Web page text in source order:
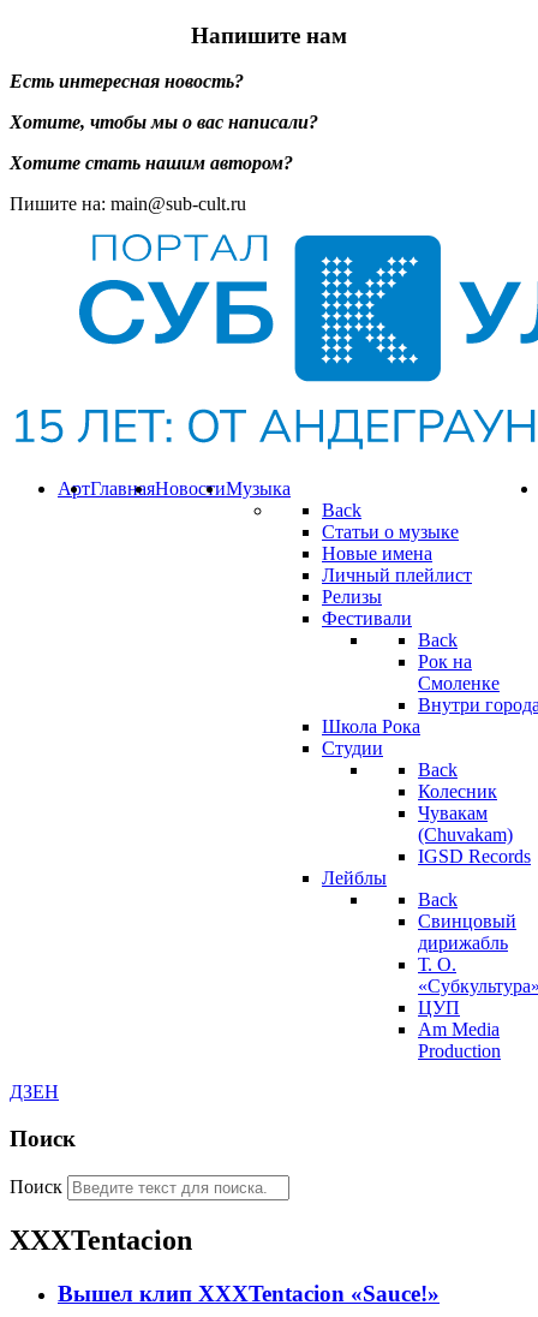
Напишите нам
Есть интересная новость?
Хотите, чтобы мы о вас написали?
Хотите стать нашим автором?
Пишите на: main@sub-cult.ru
Музыка
Back
Статьи о музыке
Новые имена
Личный плейлист
Релизы
Фестивали
Back
Рок на
Смоленке
Внутри
Школа Рока
Студии
Back
Колесник
Чувакам
(Chuvakam)
IGSD Records
Лейблы
Back
Свинцовый
дирижабль
Т. О.
ЦУП
Am Media
Production
Новости
Главная
Арт
ДЗЕН
Поиск
Поиск
XXXTentacion
Вышел клип XXXTentacion «Sauce!»